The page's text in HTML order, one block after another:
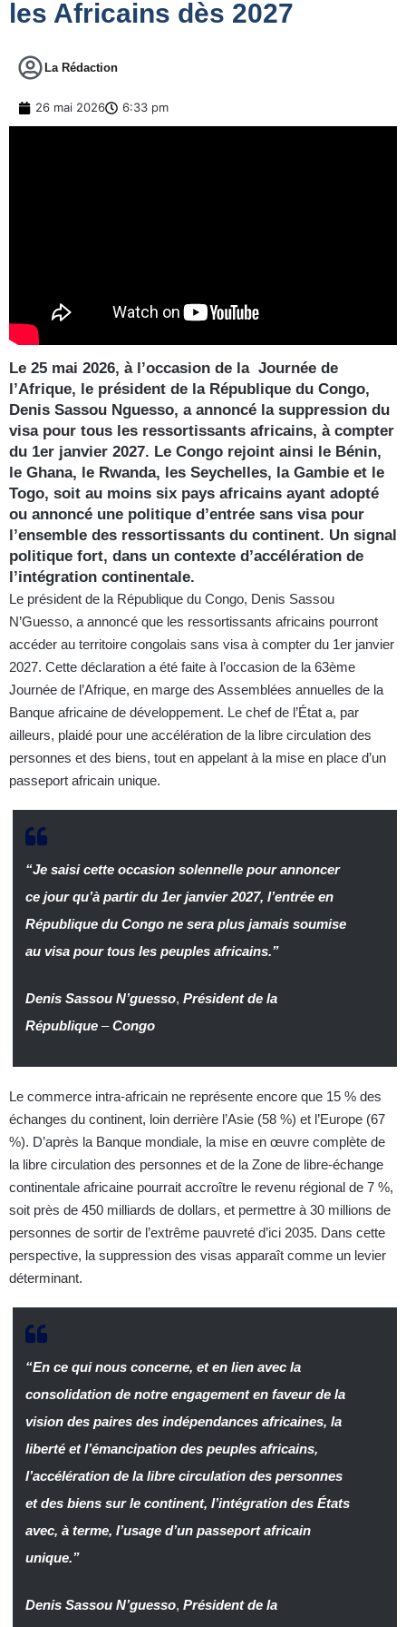
les Africains dès 2027
La Rédaction
26 mai 2026 6:33 pm
Le 25 mai 2026, à l’occasion de la Journée de
l’Afrique, le président de la République du Congo,
Denis Sassou Nguesso, a annoncé la suppression du
visa pour tous les ressortissants africains, à compter
du 1er janvier 2027. Le Congo rejoint ainsi le Bénin,
le Ghana, le Rwanda, les Seychelles, la Gambie et le
Togo, soit au moins six pays africains ayant adopté
ou annoncé une politique d’entrée sans visa pour
l’ensemble des ressortissants du continent. Un signal
politique fort, dans un contexte d’accélération de
l’intégration continentale.
Le président de la République du Congo, Denis Sassou
N’Guesso, a annoncé que les ressortissants africains pourront
accéder au territoire congolais sans visa à compter du 1er janvier
2027. Cette déclaration a été faite à l’occasion de la 63ème
Journée de l’Afrique, en marge des Assemblées annuelles de la
Banque africaine de développement. Le chef de l’État a, par
ailleurs, plaidé pour une accélération de la libre circulation des
personnes et des biens, tout en appelant à la mise en place d’un
passeport africain unique.
“Je saisi cette occasion solennelle pour annoncer
ce jour qu’à partir du 1er janvier 2027, l’entrée en
République du Congo ne sera plus jamais soumise
au visa pour tous les peuples africains.”
Denis Sassou N’guesso, Président de la
République –Congo
Le commerce intra-africain ne représente encore que 15 % des
échanges du continent, loin derrière l’Asie (58 %) et l’Europe (67
%). D’après la Banque mondiale, la mise en œuvre complète de
la libre circulation des personnes et de la Zone de libre-échange
continentale africaine pourrait accroître le revenu régional de 7 %,
soit près de 450 milliards de dollars, et permettre à 30 millions de
personnes de sortir de l’extrême pauvreté d’ici 2035. Dans cette
perspective, la suppression des visas apparaît comme un levier
déterminant.
“En ce qui nous concerne, et en lien avec la
consolidation de notre engagement en faveur de la
vision des paires des indépendances africaines, la
liberté et l’émancipation des peuples africains,
l’accélération de la libre circulation des personnes
et des biens sur le continent, l’intégration des États
avec, à terme, l’usage d’un passeport africain
unique.”
Denis Sassou N’guesso, Président de la